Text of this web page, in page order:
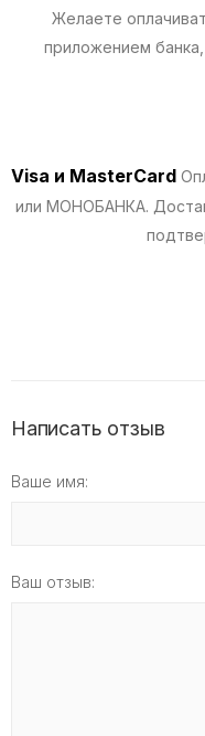
Желаете
приложением
Visa и MasterCard
или МОНОБАНКА.
Написать отзыв
Ваше имя:
Ваш отзыв: